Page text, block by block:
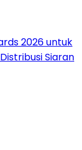
2026 untuk
Siaran